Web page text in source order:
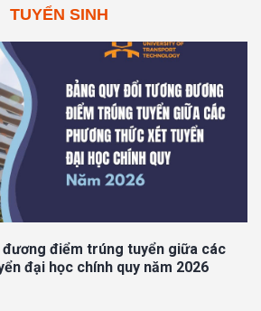
trong khuôn khổ chương trình hợp
tế kỹ thuật Ấn Độ (ITEC) niên khóa
TUYỂN SINH
điểm trúng tuyển giữa các
đại học chính quy năm 2026